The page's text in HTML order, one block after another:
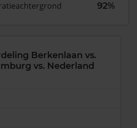
92%
Berkenlaan vs.
vs. Nederland